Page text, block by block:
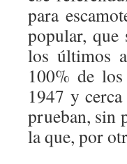
para
popular, que
los últimos
100% de
1947 y
prueban, sin
la que, por